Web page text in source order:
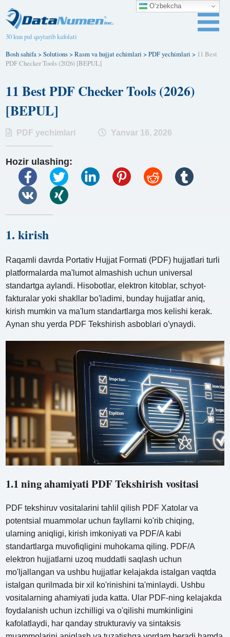
30 kun pul qaytarib kafolati
Bosh sahifa>Solutions>Rasm va hujjat echimlari >PDF yechimlari > 11 Best
PDF Checker Tools (2026) [BEPUL]
11 Best PDF Checker Tools (2026)
[BEPUL]
PDF yechimlari Yanvar 16, 2026
Hozir ulashing:
1. kirish
Raqamli davrda Portativ Hujjat Formati (PDF) hujjatlari turli
platformalarda ma'lumot almashish uchun universal
standartga aylandi. Hisobotlar, elektron kitoblar, schyot-
fakturalar yoki shakllar bo'ladimi, bunday hujjatlar aniq,
kirish mumkin va ma'lum standartlarga mos kelishi kerak.
Aynan shu yerda PDF Tekshirish asboblari o'ynaydi.
1.1 ning ahamiyati PDF Tekshirish vositasi
PDF tekshiruv vositalarini tahlil qilish PDF Xatolar va
potentsial muammolar uchun fayllarni ko'rib chiqing,
ularning aniqligi, kirish imkoniyati va PDF/A kabi
standartlarga muvofiqligini muhokama qiling. PDF/A
elektron hujjatlarni uzoq muddatli saqlash uchun
mo'ljallangan va ushbu hujjatlar kelajakda istalgan vaqtda
istalgan qurilmada bir xil ko'rinishini ta'minlaydi. Ushbu
vositalarning ahamiyati juda katta. Ular PDF-ning kelajakda
foydalanish uchun izchilligi va o'qilishi mumkinligini
kafolatlaydi, har qanday strukturaviy va sintaksis
O‘zbekcha